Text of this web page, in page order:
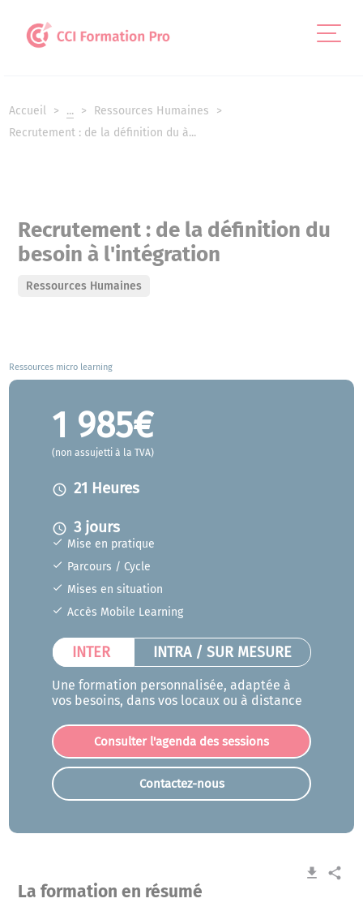
Accueil ...
Ressources Humaines
Recrutement : de la définition du à...
Recrutement : de la définition du
besoin à l'intégration
Ressources Humaines
Ressources micro learning
INTER INTRA / SUR MESURE
Une formation personnalisée, adaptée à
vos besoins, dans vos locaux ou à distance
Mise en pratique
Parcours / Cycle
Mises en situation
Accès Mobile Learning
1 985€
(non assujetti à la TVA)
access_time 21 Heures
access_time 3 jours
Consulter l'agenda des sessions
Contactez-nous
get_app share
La formation en résumé